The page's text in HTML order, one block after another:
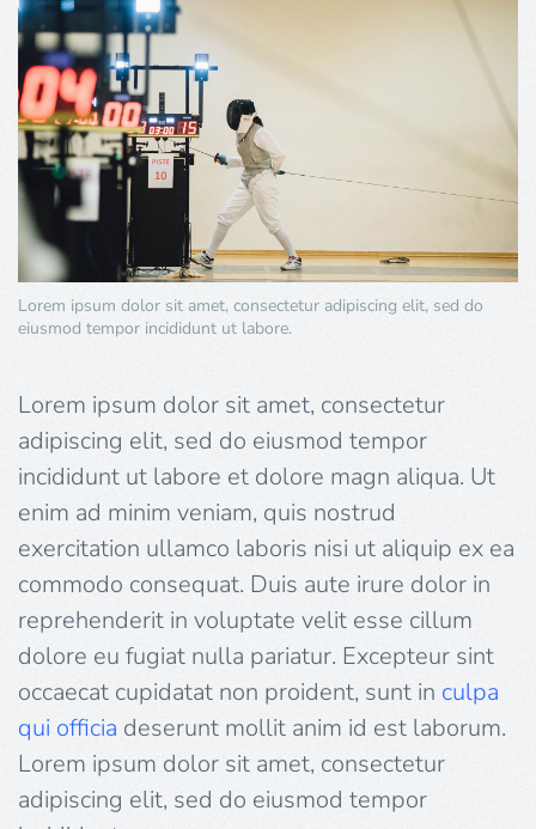
Lorem ipsum dolor sit amet, consectetur adipiscing elit, sed do
eiusmod tempor incididunt ut labore.
Lorem ipsum dolor sit amet, consectetur
adipiscing elit, sed do eiusmod tempor
incididunt ut labore et dolore magn aliqua. Ut
enim ad minim veniam, quis nostrud
exercitation ullamco laboris nisi ut aliquip ex ea
commodo consequat. Duis aute irure dolor in
reprehenderit in voluptate velit esse cillum
dolore eu fugiat nulla pariatur. Excepteur sint
occaecat cupidatat non proident, sunt in culpa
qui officia deserunt mollit anim id est laborum.
Lorem ipsum dolor sit amet, consectetur
adipiscing elit, sed do eiusmod tempor